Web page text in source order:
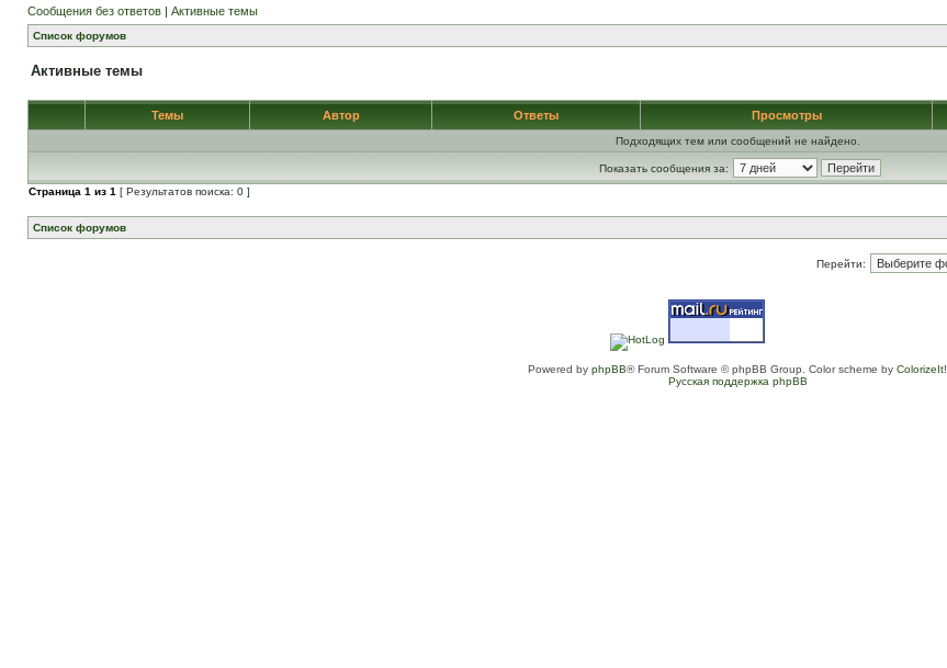
Сообщения без ответов | Активные темы
Список форумов
Активные темы
Темы Автор Ответы Просмотры
Подходящих тем или сообщений не найдено.
Показать сообщения за:
Страница 1 из 1 [ Результатов поиска: 0 ]
Список форумов
Перейти:
Powered by phpBB® Forum Software © phpBB Group. Color scheme by ColorizeIt!
Русская поддержка phpBB